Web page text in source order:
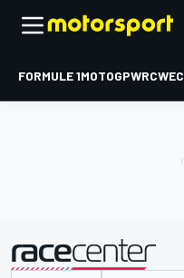
FORMULE 1MOTOGPWRCWEC